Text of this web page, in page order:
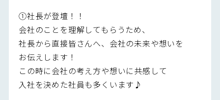
①社長が登壇！！
会社のことを理解してもらうため、
社長から直接皆さんへ、会社の未来や想いを
お伝えします！
この時に会社の考え方や想いに共感して
入社を決めた社員も多くいます♪